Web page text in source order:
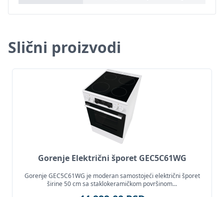
Slični proizvodi
Gorenje Električni šporet GEC5C61WG
Gorenje GEC5C61WG je moderan samostojeći električni šporet
širine 50 cm sa staklokeramičkom površinom...